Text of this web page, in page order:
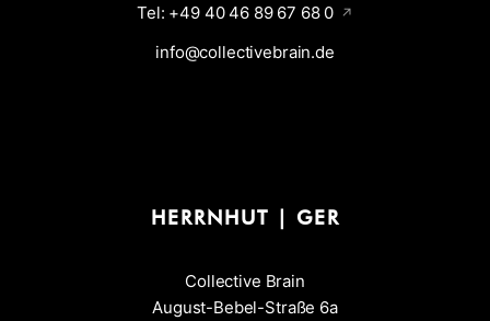
Tel: +49 40 46 89 67 68 0
info@collectivebrain.de
HERRNHUT | GER
Collective Brain
August-Bebel-Straße 6a